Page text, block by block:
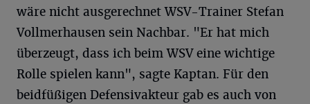
wäre nicht ausgerechnet WSV-Trainer Stefan
Vollmerhausen sein Nachbar. "Er hat mich
überzeugt, dass ich beim WSV eine wichtige
Rolle spielen kann", sagte Kaptan. Für den
beidfüßigen Defensivakteur gab es auch von